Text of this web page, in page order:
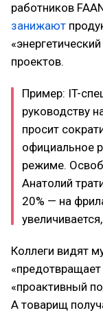
работников
занижают
проектов.
Пример: IT-
руководству
просит
официальное
режиме.
Анатолий
20% — на
Коллеги видят
«проактивный
А товарищ